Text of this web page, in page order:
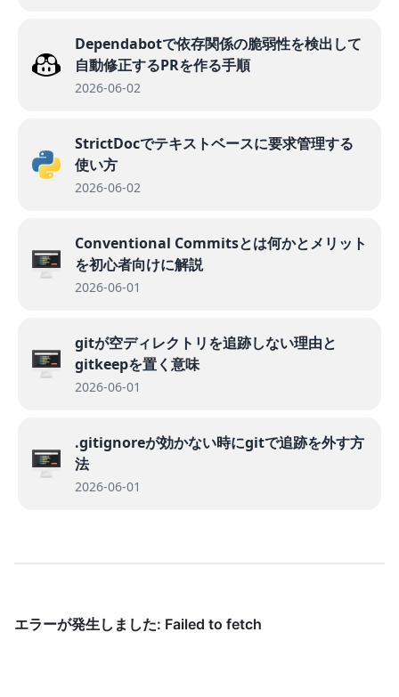
Dependabotで依存関係の脆弱性を検出して
自動修正するPRを作る手順
2026-06-02
StrictDocでテキストベースに要求管理する
使い方
2026-06-02
Conventional Commitsとは何かとメリット
を初心者向けに解説
2026-06-01
gitが空ディレクトリを追跡しない理由と
gitkeepを置く意味
2026-06-01
.gitignoreが効かない時にgitで追跡を外す方
法
2026-06-01